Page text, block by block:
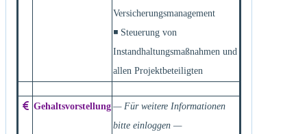
Versicherungsmanagement
◾ Steuerung von
Instandhaltungsmaßnahmen und
allen Projektbeteiligten
Gehaltsvorstellung — Für weitere Informationen
bitte einloggen —